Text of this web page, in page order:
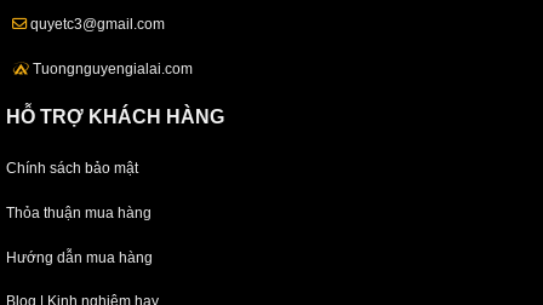
quyetc3@gmail.com
Tuongnguyengialai.com
HỖ TRỢ KHÁCH HÀNG
Chính sách bảo mật
Thỏa thuận mua hàng
Hướng dẫn mua hàng